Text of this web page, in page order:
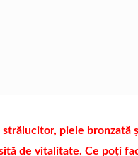
piele bronzată
de vitalitate. Ce poți